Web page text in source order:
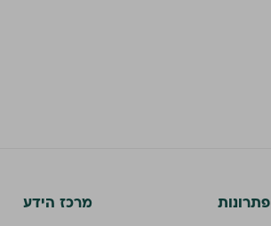
פתרונות מרכז הידע